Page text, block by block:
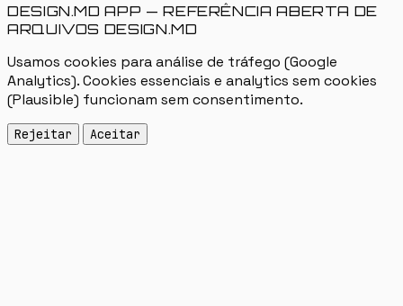
DESIGN.MD APP — REFERÊNCIA ABERTA DE
ARQUIVOS DESIGN.MD
Usamos cookies para análise de tráfego (Google
Analytics). Cookies essenciais e analytics sem cookies
(Plausible) funcionam sem consentimento.
Rejeitar Aceitar